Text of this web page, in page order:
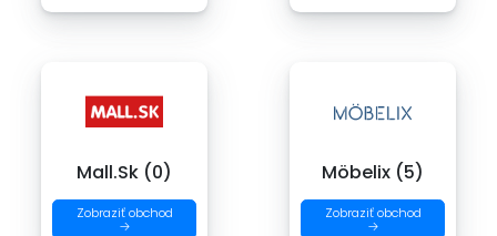
Mall.Sk (0)
Zobraziť obchod
→
Möbelix (5)
Zobraziť obchod
→